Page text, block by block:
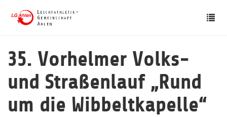
35. Vorhelmer Volks-
und Straßenlauf „Rund
um die Wibbeltkapelle“